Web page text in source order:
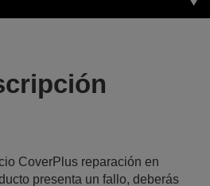
CoverPlus reparación en
presenta un fallo, deberás